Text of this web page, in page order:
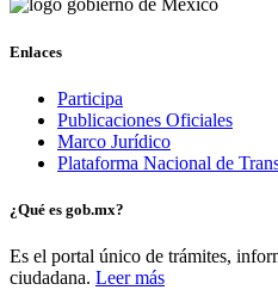
Enlaces
Participa
Publicaciones Oficiales
Marco Jurídico
Plataforma Nacional de
¿Qué es gob.mx?
Es el portal único de trámites,
ciudadana. Leer más